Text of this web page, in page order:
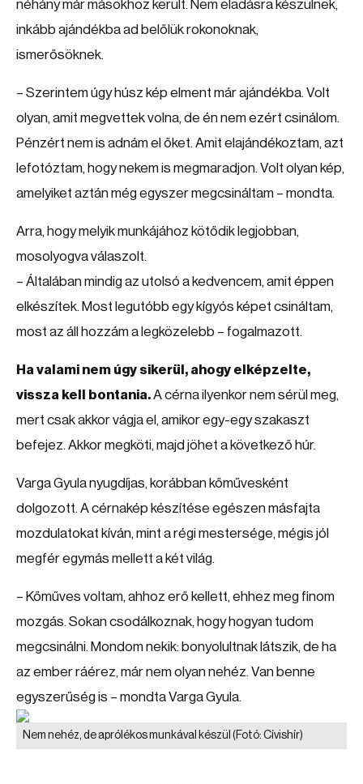
néhány már másokhoz került. Nem eladásra készülnek,
inkább ajándékba ad belőlük rokonoknak,
ismerősöknek.
– Szerintem úgy húsz kép elment már ajándékba. Volt
olyan, amit megvettek volna, de én nem ezért csinálom.
Pénzért nem is adnám el őket. Amit elajándékoztam, azt
lefotóztam, hogy nekem is megmaradjon. Volt olyan kép,
amelyiket aztán még egyszer megcsináltam – mondta.
Arra, hogy melyik munkájához kötődik legjobban,
mosolyogva válaszolt.
– Általában mindig az utolsó a kedvencem, amit éppen
elkészítek. Most legutóbb egy kígyós képet csináltam,
most az áll hozzám a legközelebb – fogalmazott.
Ha valami nem úgy sikerül, ahogy elképzelte,
vissza kell bontania.A cérna ilyenkor nem sérül meg,
mert csak akkor vágja el, amikor egy-egy szakaszt
befejez. Akkor megköti, majd jöhet a következő húr.
Varga Gyula nyugdíjas, korábban kőművesként
dolgozott. A cérnakép készítése egészen másfajta
mozdulatokat kíván, mint a régi mestersége, mégis jól
megfér egymás mellett a két világ.
– Kőműves voltam, ahhoz erő kellett, ehhez meg finom
mozgás. Sokan csodálkoznak, hogy hogyan tudom
megcsinálni. Mondom nekik: bonyolultnak látszik, de ha
az ember ráérez, már nem olyan nehéz. Van benne
egyszerűség is – mondta Varga Gyula.
Nem nehéz, de aprólékos munkával készül (Fotó: Cívishír)